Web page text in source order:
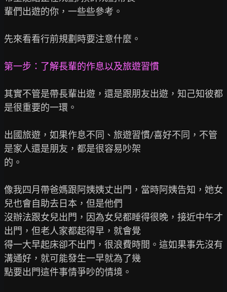
輩們出遊的你，一些些參考。
先來看看行前規劃時要注意什麼。
第一步：了解長輩的作息以及旅遊習慣
其實不管是帶長輩出遊，還是跟朋友出遊，知己知彼都
是很重要的一環。
出國旅遊，如果作息不同、旅遊習慣/喜好不同，不管
是家人還是朋友，都是很容易吵架
的。
像我四月帶爸媽跟阿姨姨丈出門，當時阿姨告知，她女
兒也會自助去日本，但是他們
沒辦法跟女兒出門，因為女兒都睡得很晚，接近中午才
出門，但老人家都起得早，就會覺
得一大早起床卻不出門，很浪費時間。這如果事先沒有
溝通好，就可能發生一早就為了幾
點要出門這件事情爭吵的情境。